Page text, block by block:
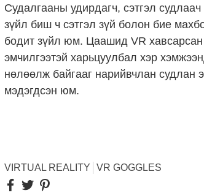
Судалгааны удирдагч, сэтгэл
зүйл биш ч сэтгэл зүй болон бие
бодит зүйл юм. Цаашид VR хавсарсан
эмчилгээтэй харьцуулбал хэр
нөлөөлж байгааг нарийвчлан судлан
мэдэгдсэн юм.
VIRTUAL REALITY VR GOGGLES